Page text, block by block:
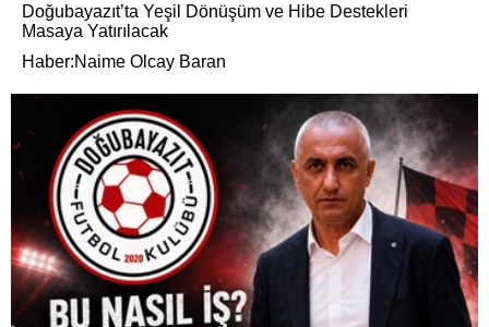
Doğubayazıt’ta Yeşil Dönüşüm ve Hibe Destekleri
Masaya Yatırılacak
Haber:Naime Olcay Baran